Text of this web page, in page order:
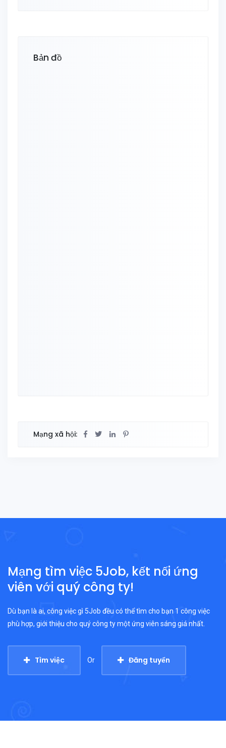
Bản đồ
Mạng xã hội:
Mạng tìm việc 5Job, kết nối ứng
viên với quý công ty!
Dù bạn là ai, công việc gì 5Job đều có thể tìm cho bạn 1 công việc
phù hợp, giới thiệu cho quý công ty một ứng viên sáng giá nhất.
Tìm việc Or Đăng tuyển